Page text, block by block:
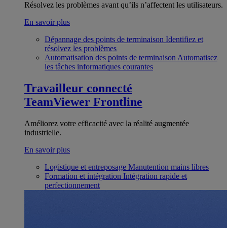
Résolvez les problèmes avant qu’ils n’affectent les utilisateurs.
En savoir plus
Dépannage des points de terminaison Identifiez et
résolvez les problèmes
Automatisation des points de terminaison Automatisez
les tâches informatiques courantes
Travailleur connecté
TeamViewer Frontline
Améliorez votre efficacité avec la réalité augmentée
industrielle.
En savoir plus
Logistique et entreposage Manutention mains libres
Formation et intégration Intégration rapide et
perfectionnement